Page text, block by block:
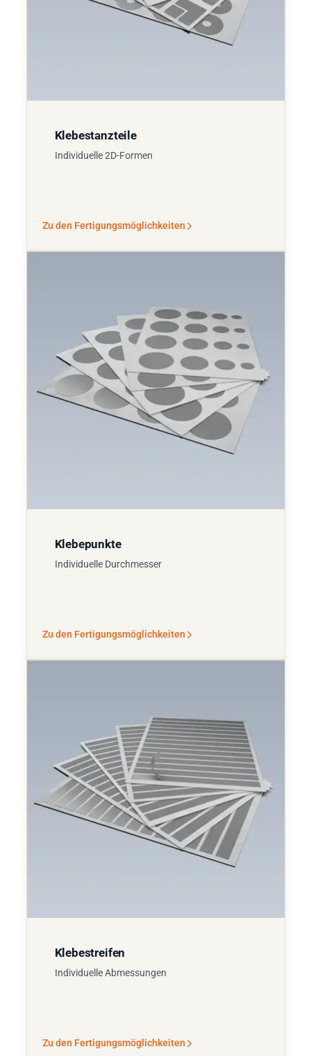
Klebestanzteile
Individuelle 2D-Formen
Zu den Fertigungsmöglichkeiten
Klebepunkte
Individuelle Durchmesser
Zu den Fertigungsmöglichkeiten
Klebestreifen
Individuelle Abmessungen
Zu den Fertigungsmöglichkeiten